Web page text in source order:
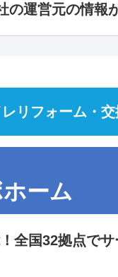
の運営元の情報
リフォーム・
ーム
全国32拠点で